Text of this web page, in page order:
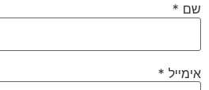
שם *
אימייל *